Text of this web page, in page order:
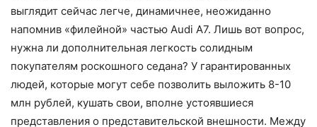
выглядит сейчас легче, динамичнее, неожиданно
напомнив «филейной» частью Audi A7. Лишь вот вопрос,
нужна ли дополнительная легкость солидным
покупателям роскошного седана? У гарантированных
людей, которые могут себе позволить выложить 8-10
млн рублей, кушать свои, вполне устоявшиеся
представления о представительской внешности. Между